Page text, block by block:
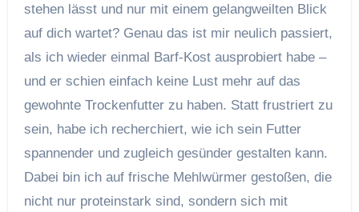
stehen lässt und nur mit einem gelangweilten Blick
auf dich wartet? Genau das ist mir neulich passiert,
als ich wieder einmal Barf-Kost ausprobiert habe –
und er schien einfach keine Lust mehr auf das
gewohnte Trockenfutter zu haben. Statt frustriert zu
sein, habe ich recherchiert, wie ich sein Futter
spannender und zugleich gesünder gestalten kann.
Dabei bin ich auf frische Mehlwürmer gestoßen, die
nicht nur proteinstark sind, sondern sich mit